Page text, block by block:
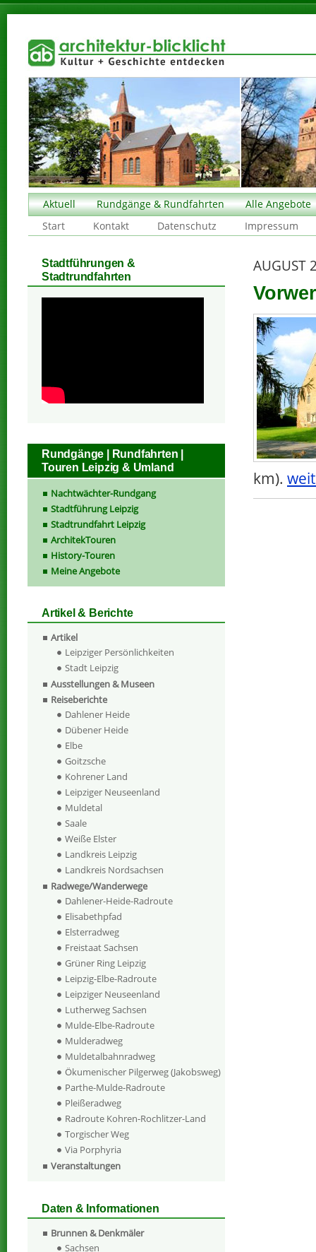
Aktuell Rundgänge & Rundfahrten
Alle Angebote
Start
Kontakt Datenschutz Impressum
AUGUST
km).
Stadtführungen &
Stadtrundfahrten
Rundgänge | Rundfahrten |
Touren Leipzig & Umland
Nachtwächter-Rundgang
Stadtführung Leipzig
Stadtrundfahrt Leipzig
ArchitekTouren
History-Touren
Meine Angebote
Artikel & Berichte
Artikel
Leipziger Persönlichkeiten
Stadt Leipzig
Ausstellungen & Museen
Reiseberichte
Dahlener Heide
Dübener Heide
Elbe
Goitzsche
Kohrener Land
Leipziger Neuseenland
Muldetal
Saale
Weiße Elster
Landkreis Leipzig
Landkreis Nordsachsen
Radwege/Wanderwege
Dahlener-Heide-Radroute
Elisabethpfad
Elsterradweg
Freistaat Sachsen
Grüner Ring Leipzig
Leipzig-Elbe-Radroute
Leipziger Neuseenland
Lutherweg Sachsen
Mulde-Elbe-Radroute
Mulderadweg
Muldetalbahnradweg
Ökumenischer Pilgerweg (Jakobsweg)
Parthe-Mulde-Radroute
Pleißeradweg
Radroute Kohren-Rochlitzer-Land
Torgischer Weg
Via Porphyria
Veranstaltungen
Daten & Informationen
Brunnen & Denkmäler
Sachsen